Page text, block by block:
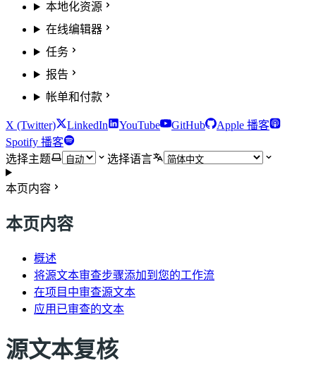
本地化资源
在线编辑器
任务
报告
帐单和付款
X (Twitter) LinkedIn YouTube GitHub
Apple 播客
Spotify 播客
选择主题
选择语言
本页内容
本页内容
概述
将源文本审查步骤添加到您的工作流
在项目中审查源文本
应用已审查的文本
源文本复核